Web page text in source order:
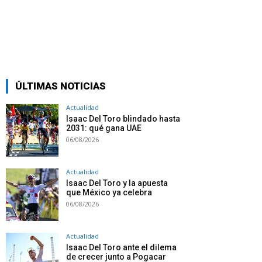
ÚLTIMAS NOTICIAS
Actualidad
Isaac Del Toro blindado hasta
2031: qué gana UAE
06/08/2026
Actualidad
Isaac Del Toro y la apuesta
que México ya celebra
06/08/2026
Actualidad
Isaac Del Toro ante el dilema
de crecer junto a Pogacar